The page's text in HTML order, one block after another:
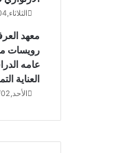
الثلاثاء,2026/08/04 12:23 مساءً
معهد
رويسات
عامه
العناية
الأحد,2026/08/02 11:56 صباحًا